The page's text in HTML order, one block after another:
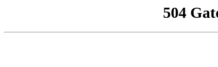
504